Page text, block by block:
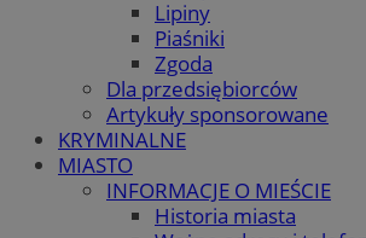
Lipiny
Piaśniki
Zgoda
Dla przedsiębiorców
Artykuły sponsorowane
KRYMINALNE
MIASTO
INFORMACJE O MIEŚCIE
Historia miasta